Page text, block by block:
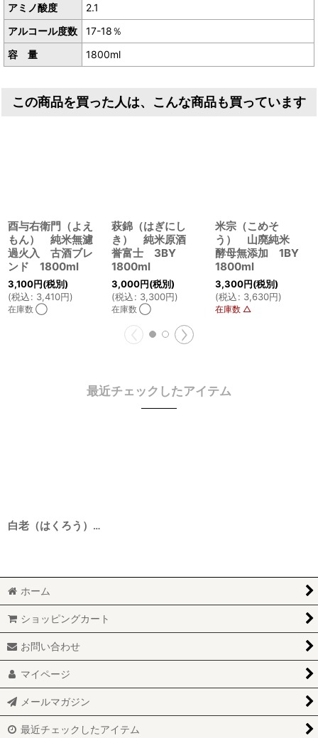
アミノ酸度
2.1
アルコール度数
17-18％
容 量
1800ml
この商品を買った人は、こんな商品も買っています
酉与右衛門（よえ
もん） 純米無濾
過火入 古酒ブレ
ンド 1800ml
3,100円(税別)
(税込: 3,410円)
在庫数 ◯
萩錦（はぎにし
き） 純米原酒
誉富士 3BY
1800ml
3,000円(税別)
(税込: 3,300円)
在庫数 ◯
米宗（こめそ
う） 山廃純米
酵母無添加 1BY
1800ml
3,300円(税別)
(税込: 3,630円)
在庫数 △
最近チェックしたアイテム
白老（はくろう） 自然栽培米の酒 一火原酒 2BY 1800ml
ホーム
ショッピングカート
お問い合わせ
マイページ
メールマガジン
最近チェックしたアイテム